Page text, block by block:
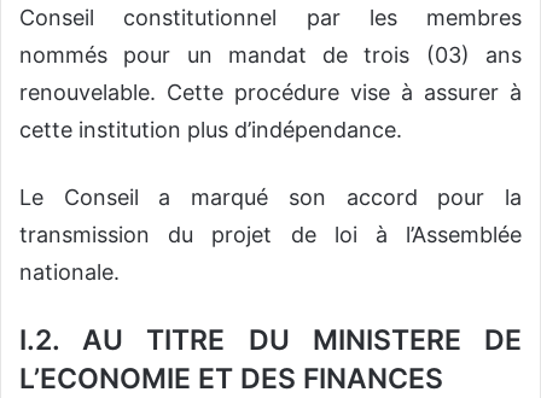
Conseil constitutionnel par les membres
nommés pour un mandat de trois (03) ans
renouvelable. Cette procédure vise à assurer à
cette institution plus d’indépendance.
Le Conseil a marqué son accord pour la
transmission du projet de loi à l’Assemblée
nationale.
I.2. AU TITRE DU MINISTERE DE
L’ECONOMIE ET DES FINANCES